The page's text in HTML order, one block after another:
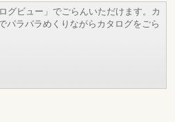
グビュー」でごらんいただけます。カ
パラパラめくりながらカタログをごら